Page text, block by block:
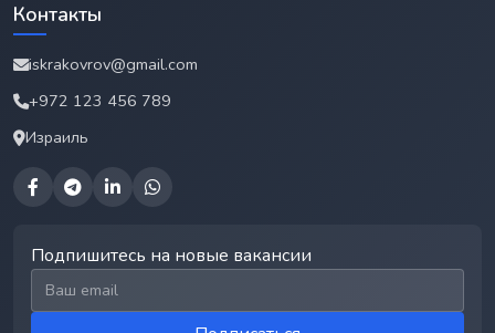
Контакты
iskrakovrov@gmail.com
+972 123 456 789
Израиль
Подпишитесь на новые вакансии
Email для подписки